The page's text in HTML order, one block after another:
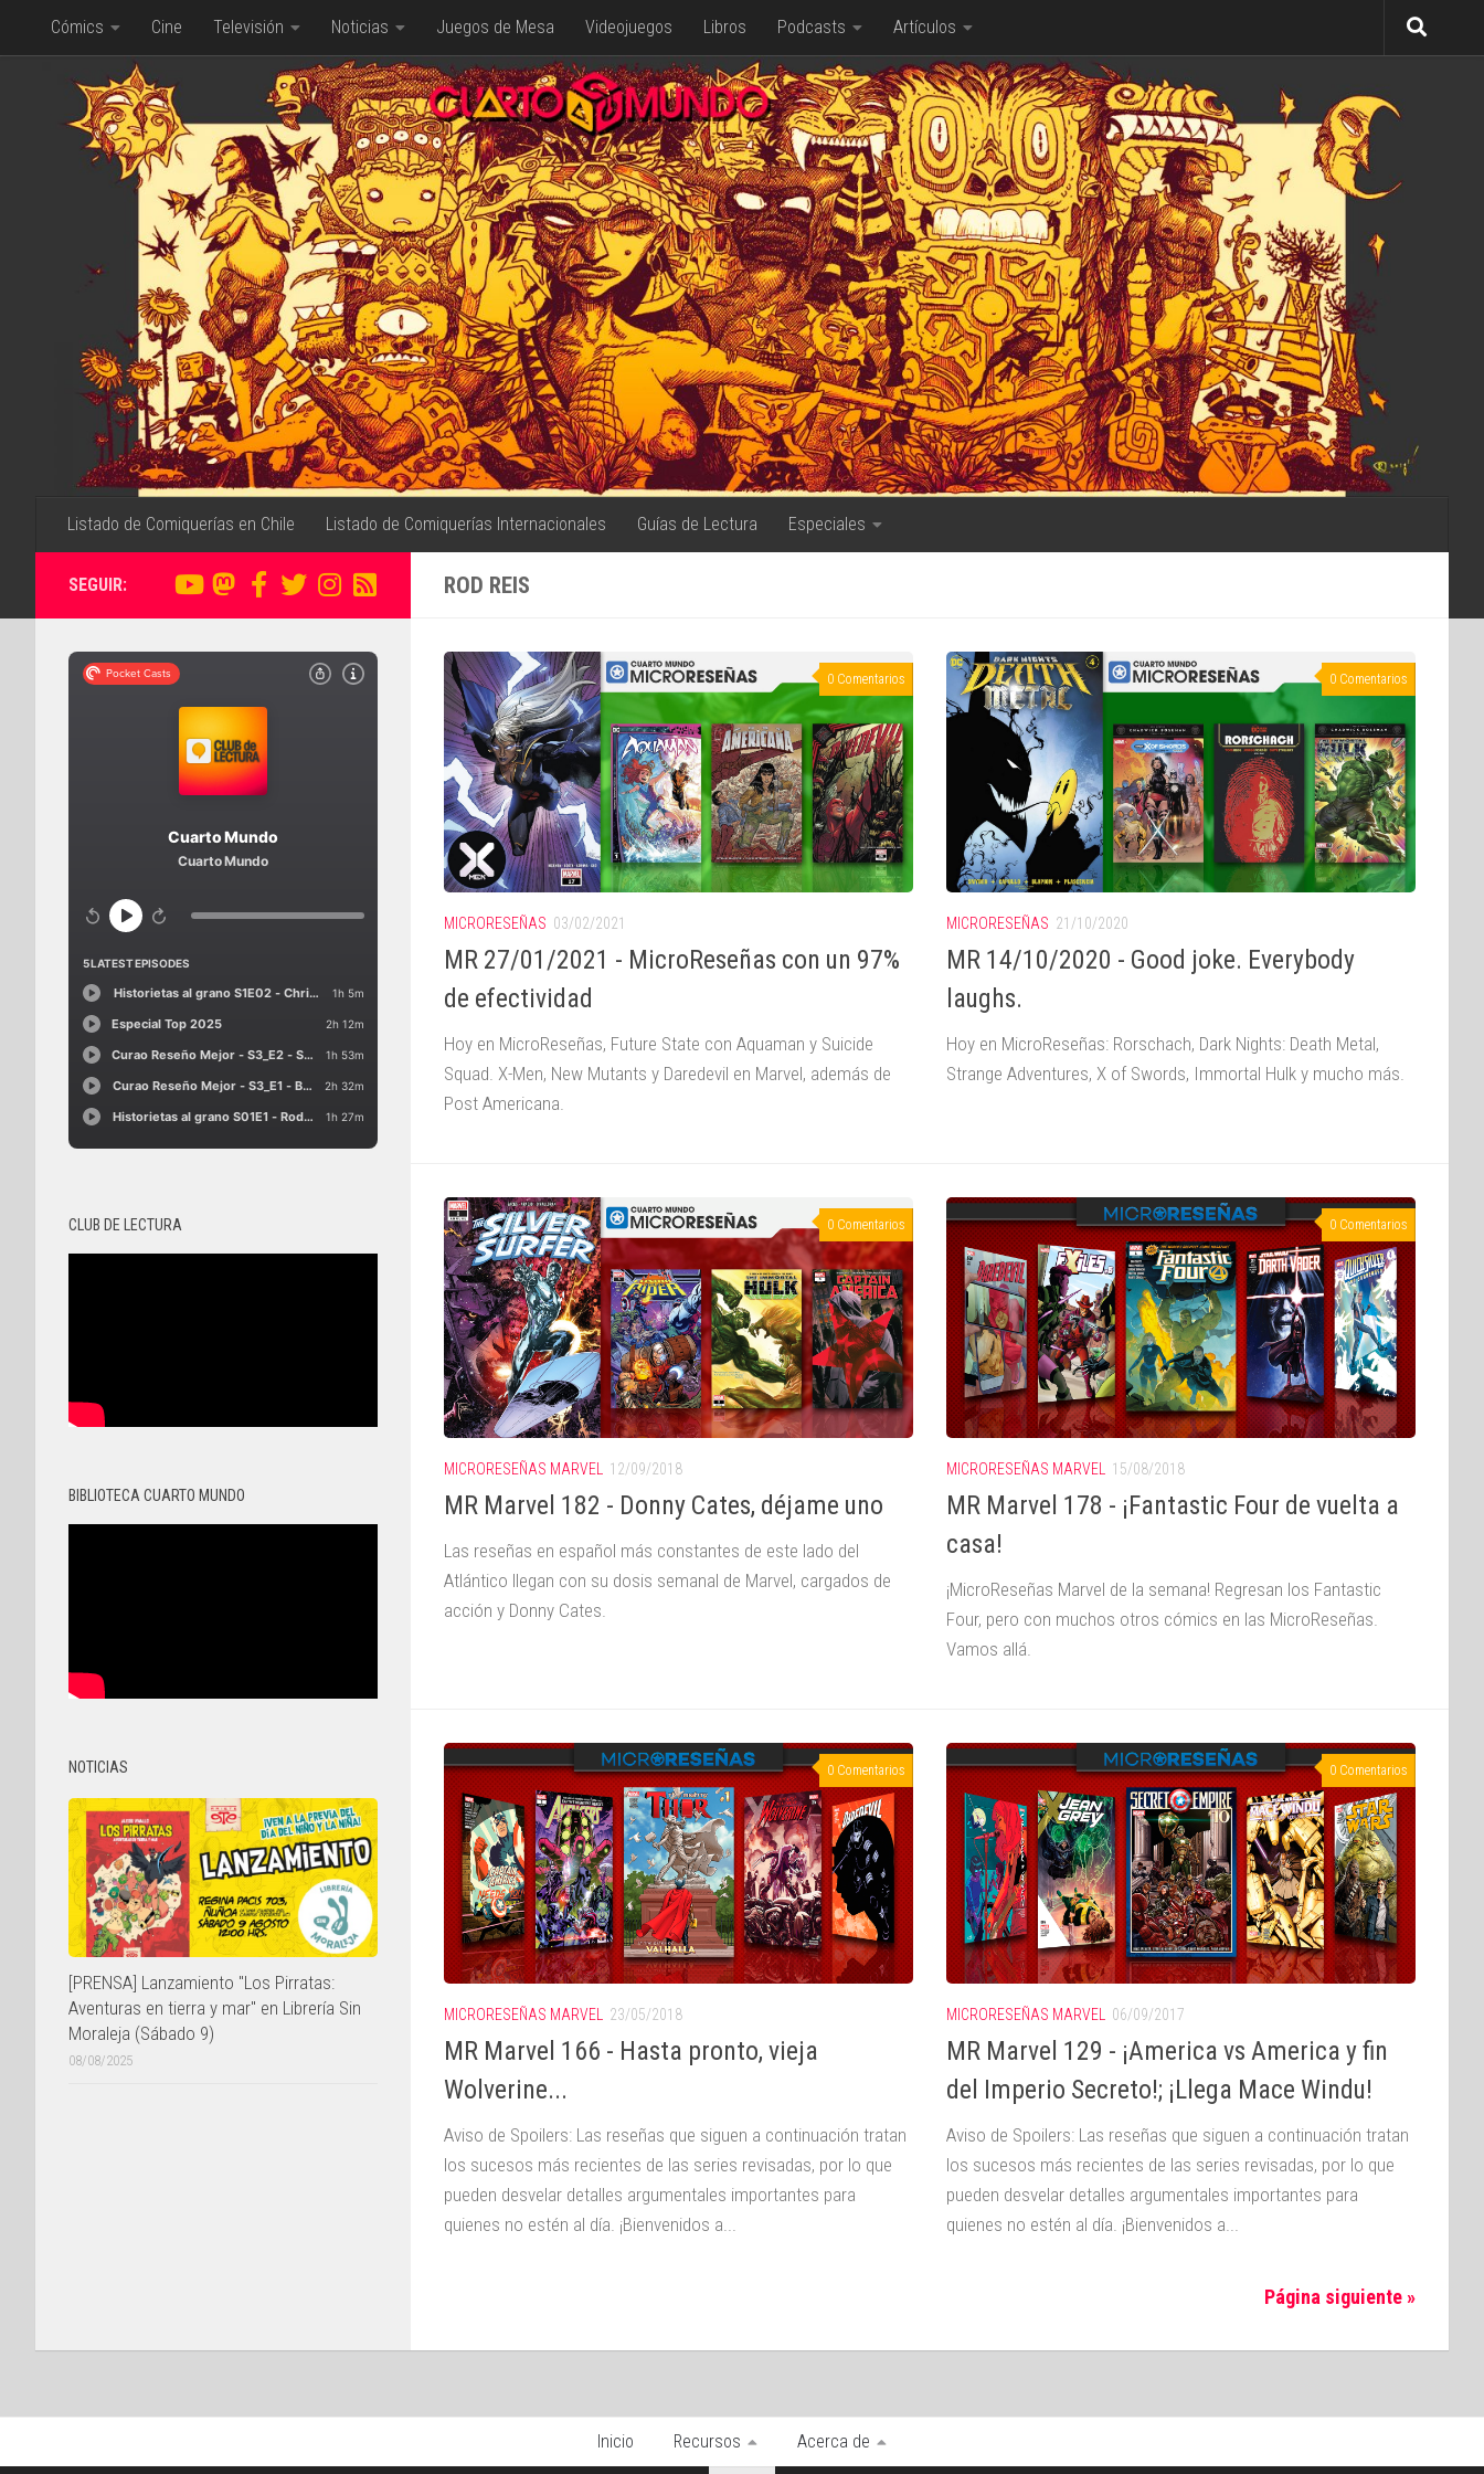
Saltar al contenido
Cómics Cine Televisión Noticias Juegos de Mesa Videojuegos Libros Podcasts Artículos
Listado de Comiquerías en Chile Listado de Comiquerías Internacionales Guías de Lectura Especiales
ROD REIS
0 Comentarios
MICRORESEÑAS 03/02/2021
MR 27/01/2021 - MicroReseñas con un 97%
de efectividad
Hoy en MicroReseñas, Future State con Aquaman y Suicide
Squad. X-Men, New Mutants y Daredevil en Marvel, además de
Post Americana.
0 Comentarios
MICRORESEÑAS 21/10/2020
MR 14/10/2020 - Good joke. Everybody
laughs.
Hoy en MicroReseñas: Rorschach, Dark Nights: Death Metal,
Strange Adventures, X of Swords, Immortal Hulk y mucho más.
0 Comentarios
MICRORESEÑAS MARVEL 12/09/2018
MR Marvel 182 - Donny Cates, déjame uno
Las reseñas en español más constantes de este lado del
Atlántico llegan con su dosis semanal de Marvel, cargados de
acción y Donny Cates.
0 Comentarios
MICRORESEÑAS MARVEL 15/08/2018
MR Marvel 178 - ¡Fantastic Four de vuelta a
casa!
¡MicroReseñas Marvel de la semana! Regresan los Fantastic
Four, pero con muchos otros cómics en las MicroReseñas.
Vamos allá.
0 Comentarios
MICRORESEÑAS MARVEL 23/05/2018
MR Marvel 166 - Hasta pronto, vieja
Wolverine...
Aviso de Spoilers: Las reseñas que siguen a continuación tratan
los sucesos más recientes de las series revisadas, por lo que
pueden desvelar detalles argumentales importantes para
quienes no estén al día. ¡Bienvenidos a...
0 Comentarios
MICRORESEÑAS MARVEL 06/09/2017
MR Marvel 129 - ¡America vs America y fin
del Imperio Secreto!; ¡Llega Mace Windu!
Aviso de Spoilers: Las reseñas que siguen a continuación tratan
los sucesos más recientes de las series revisadas, por lo que
pueden desvelar detalles argumentales importantes para
quienes no estén al día. ¡Bienvenidos a...
Página siguiente »
SEGUIR:
CLUB DE LECTURA
BIBLIOTECA CUARTO MUNDO
NOTICIAS
[PRENSA] Lanzamiento "Los Pirratas:
Aventuras en tierra y mar" en Librería Sin
Moraleja (Sábado 9)
08/08/2025
Inicio Recursos Acerca de